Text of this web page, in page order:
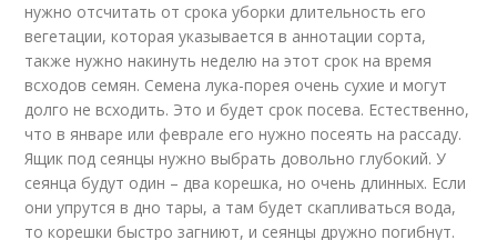
нужно отсчитать от срока уборки длительность его
вегетации, которая указывается в аннотации сорта,
также нужно накинуть неделю на этот срок на время
всходов семян. Семена лука-порея очень сухие и могут
долго не всходить. Это и будет срок посева. Естественно,
что в январе или феврале его нужно посеять на рассаду.
Ящик под сеянцы нужно выбрать довольно глубокий. У
сеянца будут один – два корешка, но очень длинных. Если
они упрутся в дно тары, а там будет скапливаться вода,
то корешки быстро загниют, и сеянцы дружно погибнут.